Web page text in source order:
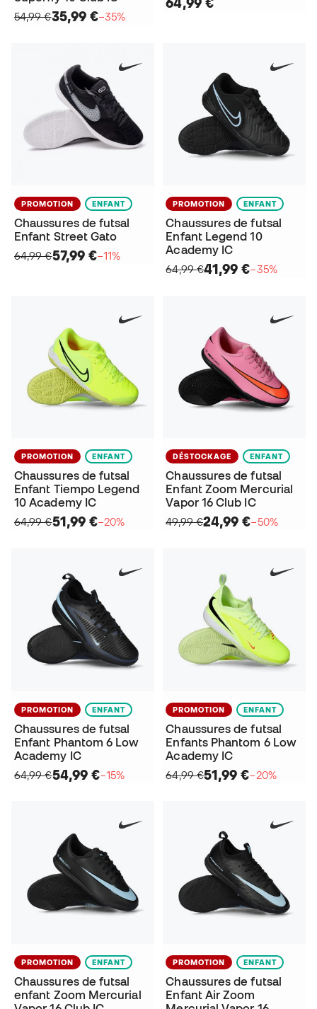
54,99 €35,99 €−35%
PROMOTION ENFANT
Chaussures de futsal
Enfant Street Gato
64,99 €57,99 €−11%
PROMOTION ENFANT
Chaussures de futsal
Enfant Legend 10
Academy IC
64,99 €41,99 €−35%
PROMOTION ENFANT
Chaussures de futsal
Enfant Tiempo Legend
10 Academy IC
64,99 €51,99 €−20%
DÉSTOCKAGE ENFANT
Chaussures de futsal
Enfant Zoom Mercurial
Vapor 16 Club IC
49,99 €24,99 €−50%
PROMOTION ENFANT
Chaussures de futsal
Enfant Phantom 6 Low
Academy IC
64,99 €54,99 €−15%
PROMOTION ENFANT
Chaussures de futsal
Enfants Phantom 6 Low
Academy IC
64,99 €51,99 €−20%
PROMOTION ENFANT
Chaussures de futsal
enfant Zoom Mercurial
PROMOTION ENFANT
Chaussures de futsal
Enfant Air Zoom